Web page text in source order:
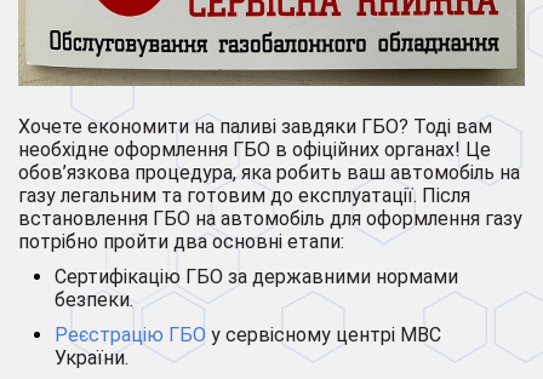
Хочете економити на паливі завдяки ГБО? Тоді вам
необхідне оформлення ГБО в офіційних органах! Це
обов’язкова процедура, яка робить ваш автомобіль на
газу легальним та готовим до експлуатації. Після
встановлення ГБО на автомобіль для оформлення газу
потрібно пройти два основні етапи:
Сертифікацію ГБО за державними нормами
безпеки.
Реєстрацію ГБО у сервісному центрі МВС
України.